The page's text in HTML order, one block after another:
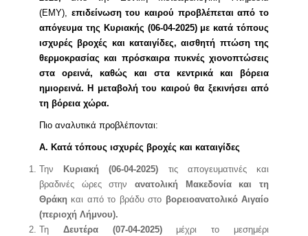
(ΕΜΥ), επιδείνωση του καιρού προβλέπεται από το
απόγευμα της Κυριακής (06-04-2025) με κατά τόπους
ισχυρές βροχές και καταιγίδες, αισθητή πτώση της
θερμοκρασίας και πρόσκαιρα πυκνές χιονοπτώσεις
στα ορεινά, καθώς και στα κεντρικά και βόρεια
ημιορεινά. Η μεταβολή του καιρού θα ξεκινήσει από
τη βόρεια χώρα.
Πιο αναλυτικά προβλέπονται:
Α. Κατά τόπους ισχυρές βροχές και καταιγίδες
Την Κυριακή (06-04-2025) τις απογευματινές και
βραδινές ώρες στην ανατολική Μακεδονία και τη
Θράκη και από το βράδυ στο βορειοανατολικό Αιγαίο
(περιοχή Λήμνου).
Τη Δευτέρα (07-04-2025)μέχρι το μεσημέρι